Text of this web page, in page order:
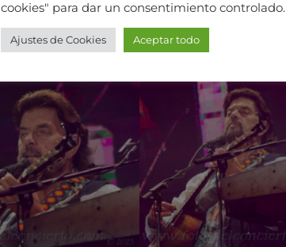
cookies" para dar un consentimiento controlado.
Ajustes de Cookies Aceptar todo